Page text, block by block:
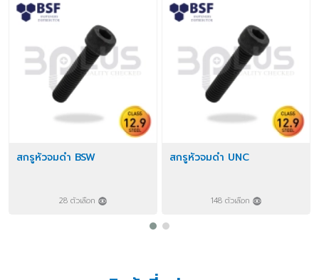
สกรูหัวจมดำ BSW
28 ตัวเลือก
สกรูหัวจมดำ UNC
148 ตัวเลือก